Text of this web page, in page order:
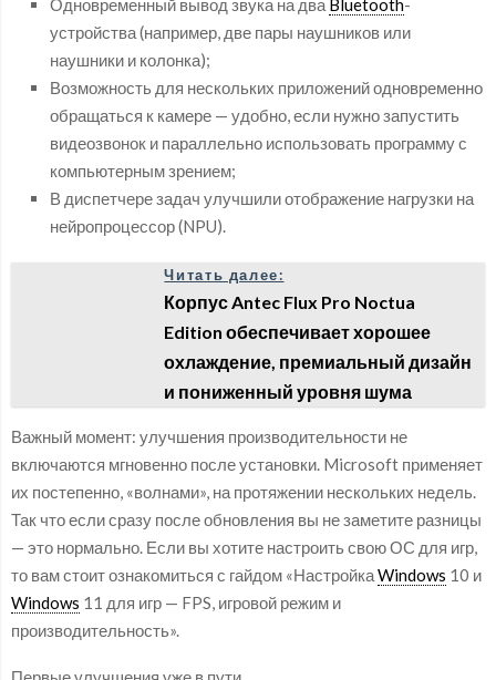
устройства (например, две пары наушников или
наушники и колонка);
Возможность для нескольких приложений одновременно
обращаться к камере — удобно, если нужно запустить
видеозвонок и параллельно использовать программу с
компьютерным зрением;
В диспетчере задач улучшили отображение нагрузки на
нейропроцессор (NPU).
Читать далее:
Корпус Antec Flux Pro Noctua
Edition обеспечивает хорошее
охлаждение, премиальный дизайн
и пониженный уровня шума
Важный момент: улучшения производительности не
включаются мгновенно после установки. Microsoft применяет
их постепенно, «волнами», на протяжении нескольких недель.
Так что если сразу после обновления вы не заметите разницы
— это нормально. Если вы хотите настроить свою ОС для игр,
то вам стоит ознакомиться с гайдом «НастройкаWindows 10 и
Windows 11 для игр — FPS, игровой режим и
производительность».